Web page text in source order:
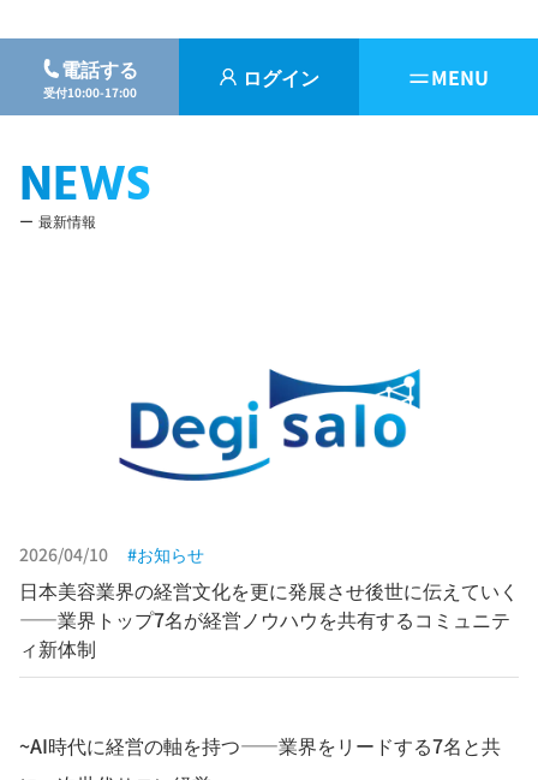
電話する
受付10:00-17:00 ログイン MENU
NEWS
最新情報
2026/04/10 お知らせ
日本美容業界の経営文化を更に発展させ後世に伝えていく
——業界トップ7名が経営ノウハウを共有するコミュニテ
ィ新体制
~AI時代に経営の軸を持つ——業界をリードする7名と共